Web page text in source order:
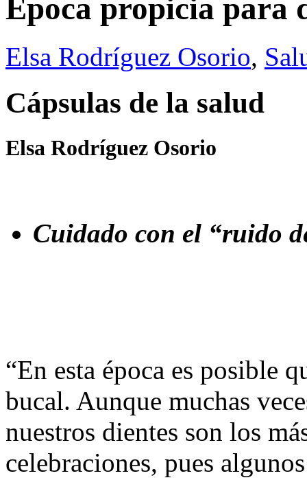
Época propicia para
Elsa Rodríguez Osorio,
Cápsulas de la salud
Elsa Rodríguez Osorio
Cuidado con el “ruido
“En esta época es posible
bucal. Aunque muchas
nuestros dientes son los
celebraciones, pues